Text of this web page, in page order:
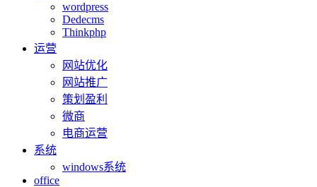
wordpress
Dedecms
Thinkphp
运营
网站优化
网站推广
策划盈利
微商
电商运营
系统
windows系统
office